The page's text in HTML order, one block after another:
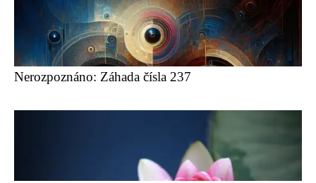
Nerozpoznáno: Záhada čísla 237